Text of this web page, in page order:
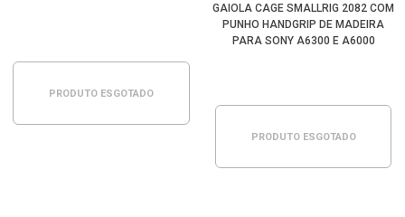
PRODUTO ESGOTADO
GAIOLA CAGE SMALLRIG 2082 COM
PUNHO HANDGRIP DE MADEIRA
PARA SONY A6300 E A6000
PRODUTO ESGOTADO